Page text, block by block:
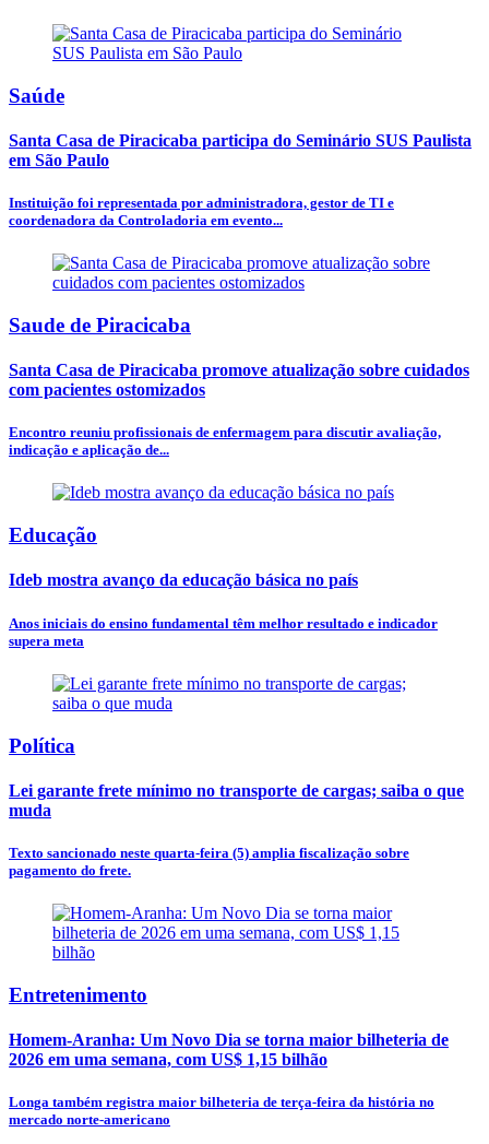
Saúde
Santa Casa de Piracicaba participa do Seminário SUS Paulista
em São Paulo
Instituição foi representada por administradora, gestor de TI e
coordenadora da Controladoria em evento...
Saude de Piracicaba
Santa Casa de Piracicaba promove atualização sobre cuidados
com pacientes ostomizados
Encontro reuniu profissionais de enfermagem para discutir avaliação,
indicação e aplicação de...
Educação
Ideb mostra avanço da educação básica no país
Anos iniciais do ensino fundamental têm melhor resultado e indicador
supera meta
Política
Lei garante frete mínimo no transporte de cargas; saiba o que
muda
Texto sancionado neste quarta-feira (5) amplia fiscalização sobre
pagamento do frete.
Entretenimento
Homem-Aranha: Um Novo Dia se torna maior bilheteria de
2026 em uma semana, com US$ 1,15 bilhão
Longa também registra maior bilheteria de terça-feira da história no
mercado norte-americano